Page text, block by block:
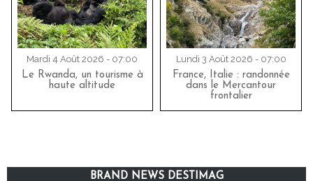
Mardi 4 Août 2026 - 07:00
Le Rwanda, un tourisme à
haute altitude
Lundi 3 Août 2026 - 07:00
France, Italie : randonnée
dans le Mercantour
frontalier
BRAND NEWS DESTIMAG